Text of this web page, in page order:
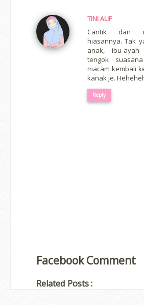
TINI ALIF
Cantik dan
hiasannya. Tak
anak, ibu-
tengok
macam kembali
kanak je.
Reply
Facebook Comment
Related Posts :